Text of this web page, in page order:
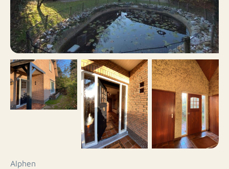
Alphen